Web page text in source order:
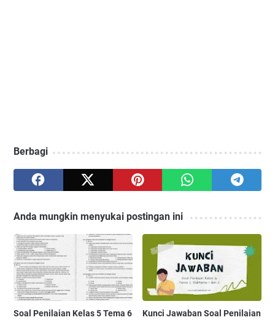
Berbagi
Anda mungkin menyukai postingan ini
Soal Penilaian Kelas 5 Tema 6
Kunci Jawaban Soal Penilaian